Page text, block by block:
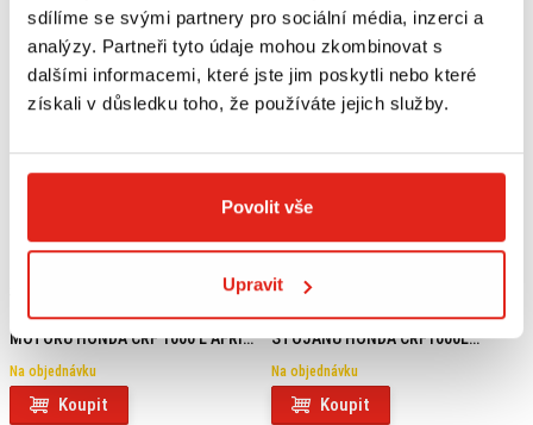
sdílíme se svými partnery pro sociální média, inzerci a
analýzy. Partneři tyto údaje mohou zkombinovat s
dalšími informacemi, které jste jim poskytli nebo které
získali v důsledku toho, že používáte jejich služby.
Povolit vše
Upravit
GIVI MONTÁŽNÍ SADA NA KRYT
MOTORU HONDA CRF 1000 L AFRICA
Na objednávku
Koupit
1 569 Kč
SW MOTECH ROZŠÍŘENÍ BOČNÍHO
STOJANU HONDA CRF1000L
Na objednávku
Koupit